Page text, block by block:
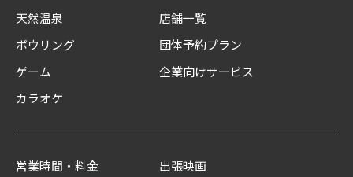
天然温泉
ボウリング
ゲーム
カラオケ
店舗一覧
団体予約プラン
企業向けサービス
営業時間・料金
出張映画